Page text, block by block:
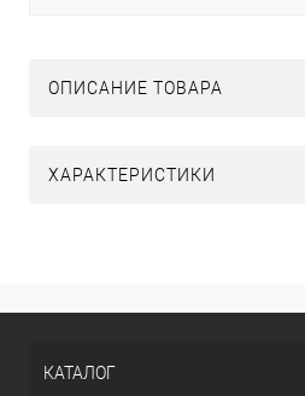
ОПИСАНИЕ ТОВАРА
ХАРАКТЕРИСТИКИ
КАТАЛОГ